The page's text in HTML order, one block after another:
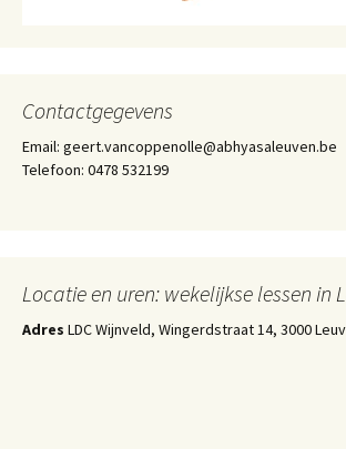
Contactgegevens
Email: geert.vancoppenolle@abhyasaleuven.be
Telefoon: 0478 532199
Locatie en uren: wekelijkse lessen in
Adres LDC Wijnveld, Wingerdstraat 14, 3000